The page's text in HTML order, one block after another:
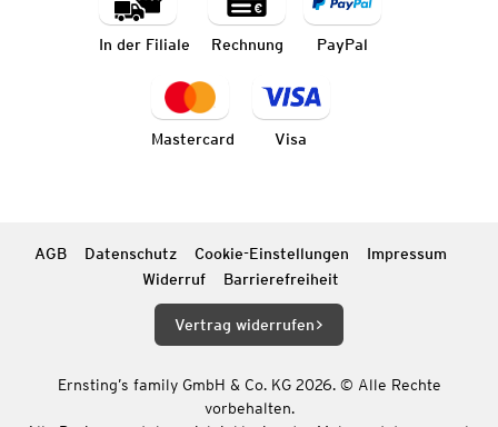
In der Filiale Rechnung PayPal
Mastercard Visa
AGB Datenschutz Cookie-Einstellungen
Impressum
Widerruf
Barrierefreiheit
Vertrag widerrufen
Ernsting’s family GmbH & Co. KG 2026. © Alle Rechte
vorbehalten.